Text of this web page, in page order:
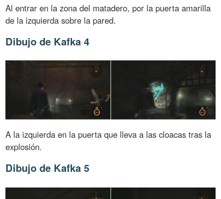
Al entrar en la zona del matadero, por la puerta amarilla
de la izquierda sobre la pared.
Dibujo de Kafka 4
A la izquierda en la puerta que lleva a las cloacas tras la
explosión.
Dibujo de Kafka 5